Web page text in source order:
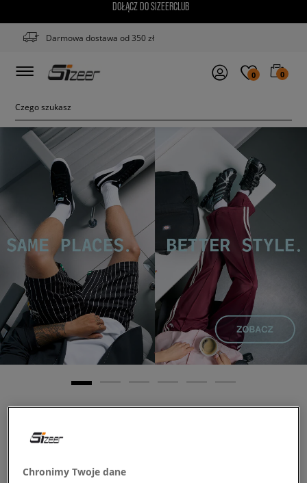
DOŁĄCZ DO SIZEERCLUB
Darmowa dostawa od 350 zł
0 0
Chronimy Twoje dane